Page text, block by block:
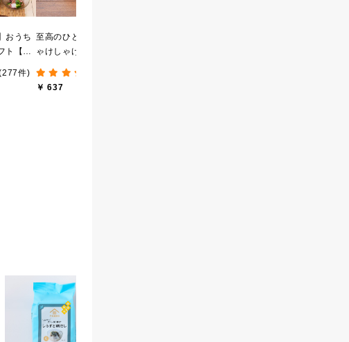
おうち
ト【送
ンライ
件)
至高のひと時 大人のし
ゃけしゃけめんたい
ク】
￥ 637